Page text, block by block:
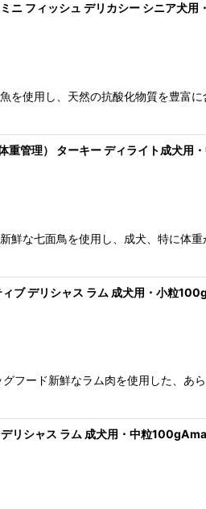
ニ フィッシュ デリカシー シニア
を使用し、天然の抗酸化物質を豊富
重管理） ターキー ディライト成犬
鮮な七面鳥を使用し、成犬、特に体
ブ デリシャス ラム 成犬用・小粒
フード新鮮なラム肉を使用した、
リシャス ラム 成犬用・中粒